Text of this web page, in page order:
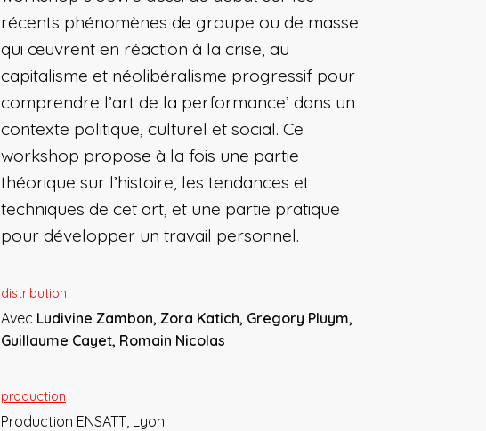
récents phénomènes de groupe ou de masse
qui œuvrent en réaction à la crise, au
capitalisme et néolibéralisme progressif pour
comprendre l’art de la performance’ dans un
contexte politique, culturel et social. Ce
workshop propose à la fois une partie
théorique sur l’histoire, les tendances et
techniques de cet art, et une partie pratique
pour développer un travail personnel.
distribution
Avec Ludivine Zambon, Zora Katich, Gregory Pluym,
Guillaume Cayet, Romain Nicolas
production
Production ENSATT, Lyon